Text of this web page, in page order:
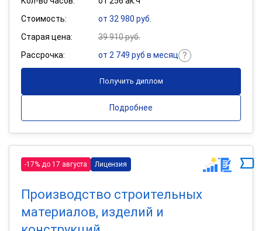
Стоимость:
от 32 980 руб.
Старая цена:
39 910 руб.
Рассрочка:
от 2 749 руб в месяц
Получить диплом
Подробнее
-17% до 17 августа Лицензия
Производство строительных
материалов, изделий и